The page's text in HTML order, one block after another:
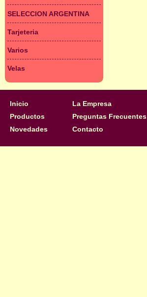
SELECCION ARGENTINA
Tarjeteria
Varios
Velas
Inicio
Productos
Novedades
La Empresa
Preguntas Frecuentes
Contacto